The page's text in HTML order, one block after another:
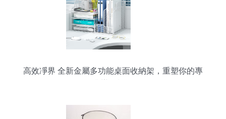
高效凈界 全新金屬多功能桌面收納架，重塑你的專